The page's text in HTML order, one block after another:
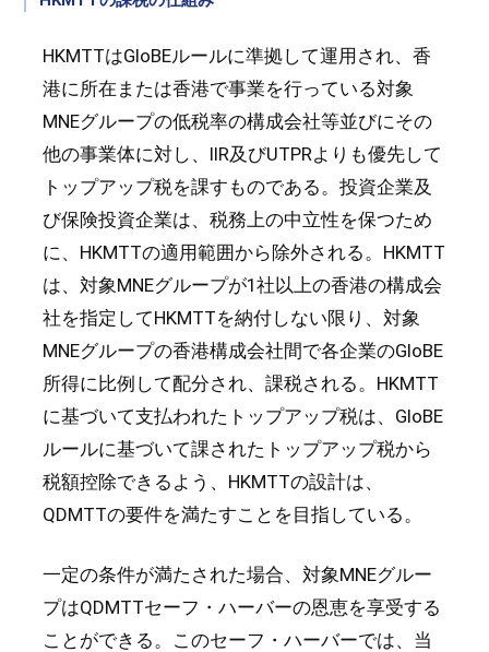
HKMTTはGloBEルールに準拠して運用され、香
港に所在または香港で事業を行っている対象
MNEグループの低税率の構成会社等並びにその
他の事業体に対し、IIR及びUTPRよりも優先して
トップアップ税を課すものである。投資企業及
び保険投資企業は、税務上の中立性を保つため
に、HKMTTの適用範囲から除外される。HKMTT
は、対象MNEグループが1社以上の香港の構成会
社を指定してHKMTTを納付しない限り、対象
MNEグループの香港構成会社間で各企業のGloBE
所得に比例して配分され、課税される。HKMTT
に基づいて支払われたトップアップ税は、GloBE
ルールに基づいて課されたトップアップ税から
税額控除できるよう、HKMTTの設計は、
QDMTTの要件を満たすことを目指している。
一定の条件が満たされた場合、対象MNEグルー
プはQDMTTセーフ・ハーバーの恩恵を享受する
ことができる。このセーフ・ハーバーでは、当